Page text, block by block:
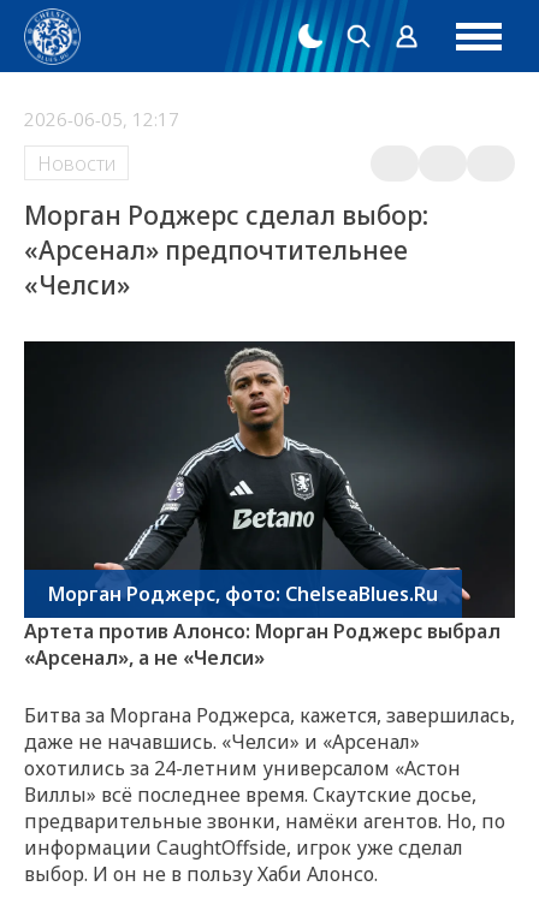
2026-06-05, 12:17
Новости
Морган Роджерс сделал выбор:
«Арсенал» предпочтительнее
«Челси»
Морган Роджерс, фото: ChelseaBlues.Ru
Артета против Алонсо: Морган Роджерс выбрал
«Арсенал», а не «Челси»
Битва за Моргана Роджерса, кажется, завершилась,
даже не начавшись. «Челси» и «Арсенал»
охотились за 24-летним универсалом «Астон
Виллы» всё последнее время. Скаутские досье,
предварительные звонки, намёки агентов. Но, по
информации CaughtOffside, игрок уже сделал
выбор. И он не в пользу Хаби Алонсо.